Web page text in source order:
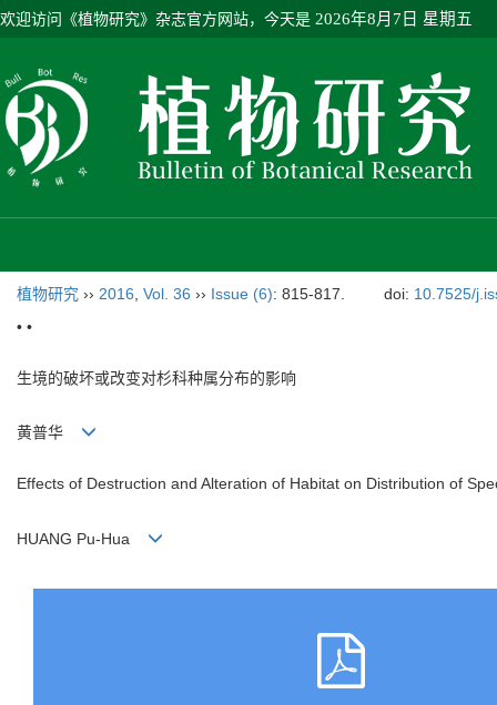
欢迎访问《植物研究》杂志官方网站，今天是 2026年8月7日 星期五
植物研究 ›› 2016 Vol. 36 ›› Issue (6): 815-817. doi: 10.7525/
• •
生境的破坏或改变对杉科种属分布的影响
黄普华
Effects of Destruction and Alteration of Habitat on Distribution of
HUANG Pu-Hua